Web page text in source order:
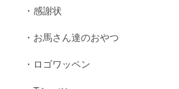
・感謝状
・お馬さん達のおやつ
・ロゴワッペン